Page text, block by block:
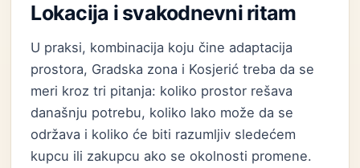
Lokacija i svakodnevni ritam
U praksi, kombinacija koju čine adaptacija
prostora, Gradska zona i Kosjerić treba da se
meri kroz tri pitanja: koliko prostor rešava
današnju potrebu, koliko lako može da se
održava i koliko će biti razumljiv sledećem
kupcu ili zakupcu ako se okolnosti promene.